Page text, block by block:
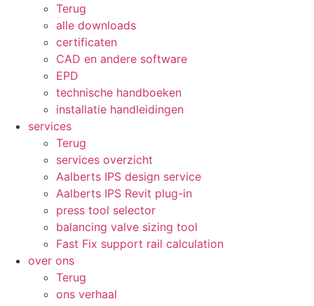
Terug
alle downloads
certificaten
CAD en andere software
EPD
technische handboeken
installatie handleidingen
services
Terug
services overzicht
Aalberts IPS design service
Aalberts IPS Revit plug-in
press tool selector
balancing valve sizing tool
Fast Fix support rail calculation
over ons
Terug
ons verhaal